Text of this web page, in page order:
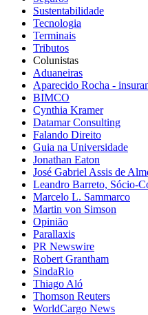
Sustentabilidade
Tecnologia
Terminais
Tributos
Colunistas
Aduaneiras
Aparecido Rocha -
BIMCO
Cynthia Kramer
Datamar Consulting
Falando Direito
Guia na Universidade
Jonathan Eaton
José Gabriel Assis de
Leandro Barreto, Sócio-
Marcelo L. Sammarco
Martin von Simson
Opinião
Parallaxis
PR Newswire
Robert Grantham
SindaRio
Thiago Aló
Thomson Reuters
WorldCargo News